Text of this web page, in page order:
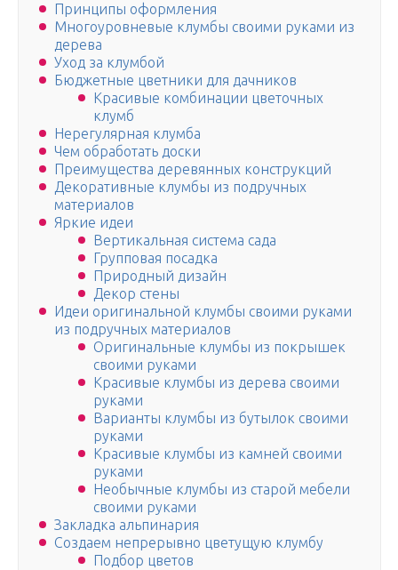
Принципы оформления
Многоуровневые клумбы своими руками из
дерева
Уход за клумбой
Бюджетные цветники для дачников
Красивые комбинации цветочных
клумб
Нерегулярная клумба
Чем обработать доски
Преимущества деревянных конструкций
Декоративные клумбы из подручных
материалов
Яркие идеи
Вертикальная система сада
Групповая посадка
Природный дизайн
Декор стены
Идеи оригинальной клумбы своими руками
из подручных материалов
Оригинальные клумбы из покрышек
своими руками
Красивые клумбы из дерева своими
руками
Варианты клумбы из бутылок своими
руками
Красивые клумбы из камней своими
руками
Необычные клумбы из старой мебели
своими руками
Закладка альпинария
Создаем непрерывно цветущую клумбу
Подбор цветов